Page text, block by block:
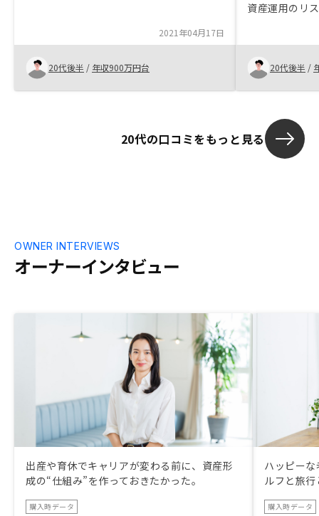
2021年04月17日
20代後半 / 年収900万円台
資産運用のリ
20代後半 /
20代の口コミをもっと見る
オーナーインタビュー
OWNER INTERVIEWS
出産や育休でキャリアが変わる前に、資産形
成の“仕組み”を作っておきたかった。
購入時データ
ハッピー
ルフと旅
購入時データ